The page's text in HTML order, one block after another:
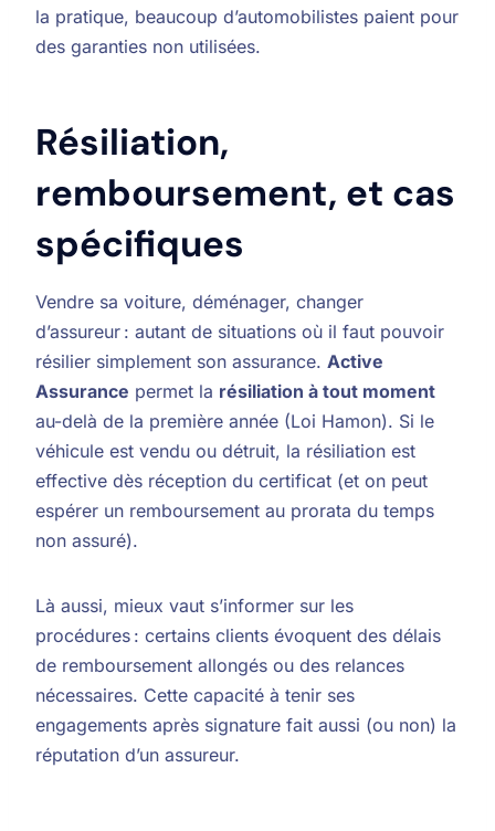
la pratique, beaucoup d’automobilistes paient pour
des garanties non utilisées.
Résiliation,
remboursement, et cas
spécifiques
Vendre sa voiture, déménager, changer
d’assureur : autant de situations où il faut pouvoir
résilier simplement son assurance. Active
Assurance permet la résiliation à tout moment
au-delà de la première année (Loi Hamon). Si le
véhicule est vendu ou détruit, la résiliation est
effective dès réception du certificat (et on peut
espérer un remboursement au prorata du temps
non assuré).
Là aussi, mieux vaut s’informer sur les
procédures : certains clients évoquent des délais
de remboursement allongés ou des relances
nécessaires. Cette capacité à tenir ses
engagements après signature fait aussi (ou non) la
réputation d’un assureur.